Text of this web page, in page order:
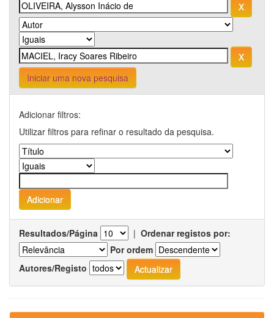
Iniciar uma nova pesquisa
Adicionar filtros:
Utilizar filtros para refinar o resultado da pesquisa.
Resultados/Página | Ordenar registos por:
Por ordem
Autores/Registo